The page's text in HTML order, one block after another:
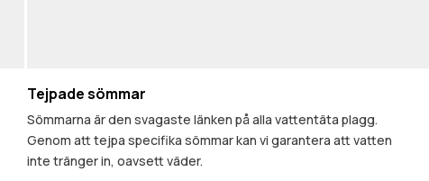
Tejpade sömmar
Sömmarna är den svagaste länken på alla vattentäta plagg.
Genom att tejpa specifika sömmar kan vi garantera att vatten
inte tränger in, oavsett väder.